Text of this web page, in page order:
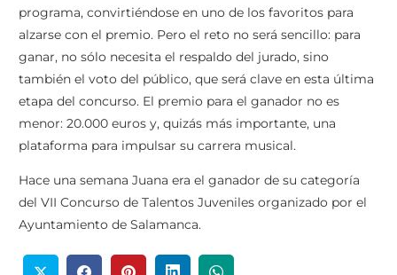
programa, convirtiéndose en uno de los favoritos para
alzarse con el premio. Pero el reto no será sencillo: para
ganar, no sólo necesita el respaldo del jurado, sino
también el voto del público, que será clave en esta última
etapa del concurso. El premio para el ganador no es
menor: 20.000 euros y, quizás más importante, una
plataforma para impulsar su carrera musical.
Hace una semana Juana era el ganador de su categoría
del VII Concurso de Talentos Juveniles organizado por el
Ayuntamiento de Salamanca.